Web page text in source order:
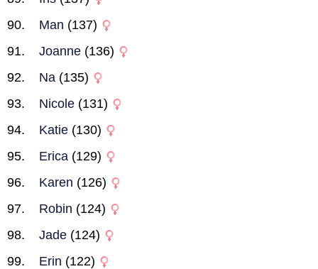
Man (137)
Joanne (136)
Na (135)
Nicole (131)
Katie (130)
Erica (129)
Karen (126)
Robin (124)
Jade (124)
Erin (122)